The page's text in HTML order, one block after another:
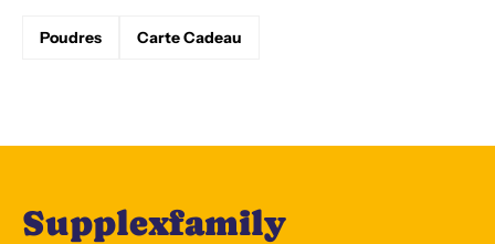
Poudres Carte Cadeau
Supplexfamily